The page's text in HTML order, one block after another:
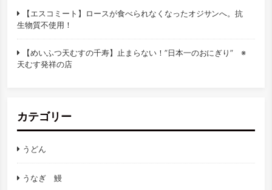
【エスコミート】ロースが食べられなくなったオジサンへ。抗
生物質不使用！
【めいふつ天むすの千寿】止まらない！”日本一のおにぎり” ※
天むす発祥の店
カテゴリー
うどん
うなぎ 鰻